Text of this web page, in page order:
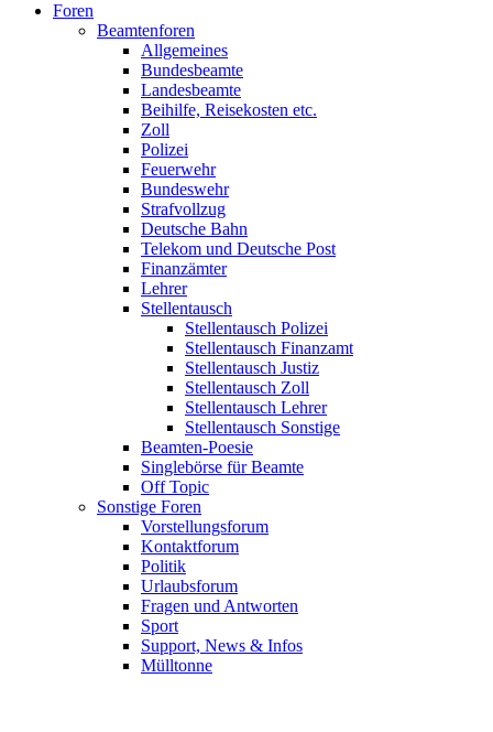
Foren
Beamtenforen
Allgemeines
Bundesbeamte
Landesbeamte
Beihilfe, Reisekosten etc.
Zoll
Polizei
Feuerwehr
Bundeswehr
Strafvollzug
Deutsche Bahn
Telekom und Deutsche Post
Finanzämter
Lehrer
Stellentausch
Stellentausch Polizei
Stellentausch Finanzamt
Stellentausch Justiz
Stellentausch Zoll
Stellentausch Lehrer
Stellentausch Sonstige
Beamten-Poesie
Singlebörse für Beamte
Off Topic
Sonstige Foren
Vorstellungsforum
Kontaktforum
Politik
Urlaubsforum
Fragen und Antworten
Sport
Support, News & Infos
Mülltonne